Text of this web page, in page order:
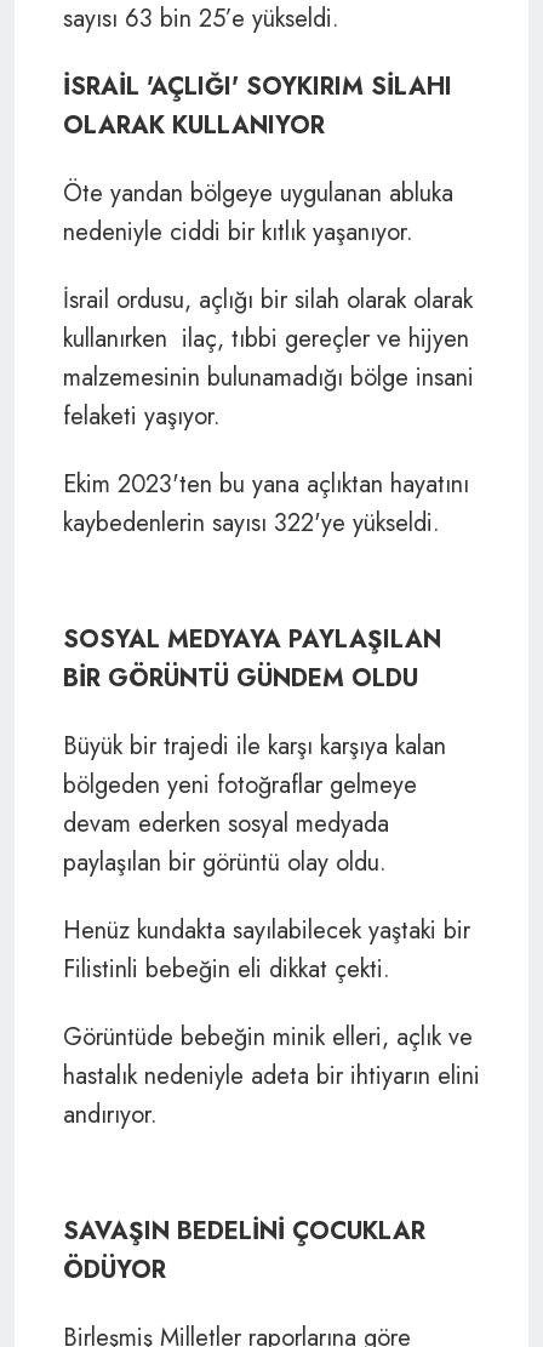
sayısı 63 bin 25’e yükseldi.
İSRAİL 'AÇLIĞI' SOYKIRIM SİLAHI
OLARAK KULLANIYOR
Öte yandan bölgeye uygulanan abluka
nedeniyle ciddi bir kıtlık yaşanıyor.
İsrail ordusu, açlığı bir silah olarak olarak
kullanırken ilaç, tıbbi gereçler ve hijyen
malzemesinin bulunamadığı bölge insani
felaketi yaşıyor.
Ekim 2023'ten bu yana açlıktan hayatını
kaybedenlerin sayısı 322'ye yükseldi.
SOSYAL MEDYAYA PAYLAŞILAN
BİR GÖRÜNTÜ GÜNDEM OLDU
Büyük bir trajedi ile karşı karşıya kalan
bölgeden yeni fotoğraflar gelmeye
devam ederken sosyal medyada
paylaşılan bir görüntü olay oldu.
Henüz kundakta sayılabilecek yaştaki bir
Filistinli bebeğin eli dikkat çekti.
Görüntüde bebeğin minik elleri, açlık ve
hastalık nedeniyle adeta bir ihtiyarın elini
andırıyor.
SAVAŞIN BEDELİNİ ÇOCUKLAR
ÖDÜYOR
Birleşmiş Milletler raporlarına göre